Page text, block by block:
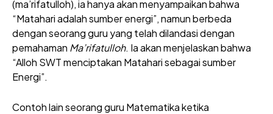
(ma’rifatulloh), ia hanya akan menyampaikan bahwa
“Matahari adalah sumber energi”, namun berbeda
dengan seorang guru yang telah dilandasi dengan
pemahaman Ma’rifatulloh. Ia akan menjelaskan bahwa
“Alloh SWT menciptakan Matahari sebagai sumber
Energi”.
Contoh lain seorang guru Matematika ketika